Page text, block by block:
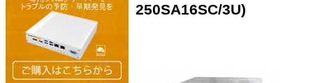
250SA16SC/3U)